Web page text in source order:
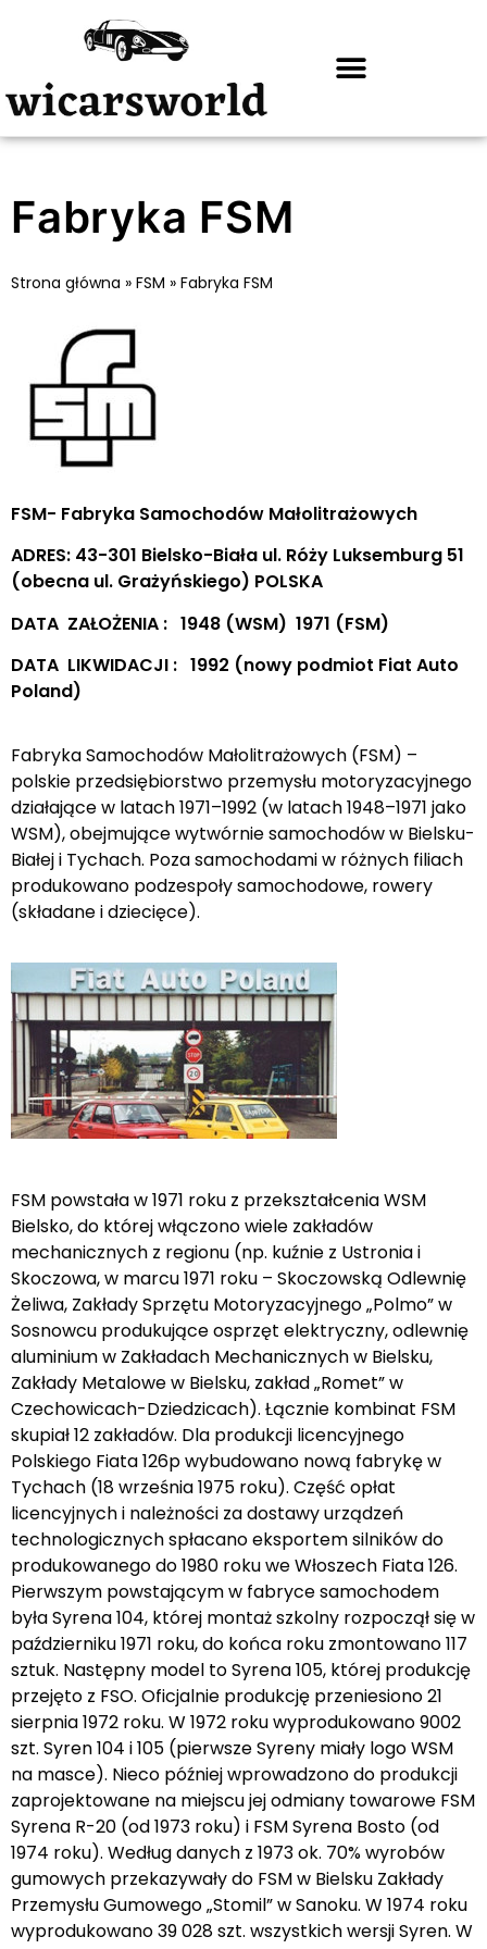
Fabryka FSM
Strona główna » FSM » Fabryka FSM
FSM- Fabryka Samochodów Małolitrażowych
ADRES: 43-301 Bielsko-Biała ul. Róży Luksemburg 51
(obecna ul. Grażyńskiego) POLSKA
DATA ZAŁOŻENIA : 1948 (WSM) 1971 (FSM)
DATA LIKWIDACJI : 1992 (nowy podmiot Fiat Auto
Poland)
Fabryka Samochodów Małolitrażowych (FSM) –
polskie przedsiębiorstwo przemysłu motoryzacyjnego
działające w latach 1971–1992 (w latach 1948–1971 jako
WSM), obejmujące wytwórnie samochodów w Bielsku-
Białej i Tychach. Poza samochodami w różnych filiach
produkowano podzespoły samochodowe, rowery
(składane i dziecięce).
FSM powstała w 1971 roku z przekształcenia WSM
Bielsko, do której włączono wiele zakładów
mechanicznych z regionu (np. kuźnie z Ustronia i
Skoczowa, w marcu 1971 roku – Skoczowską Odlewnię
Żeliwa, Zakłady Sprzętu Motoryzacyjnego „Polmo” w
Sosnowcu produkujące osprzęt elektryczny, odlewnię
aluminium w Zakładach Mechanicznych w Bielsku,
Zakłady Metalowe w Bielsku, zakład „Romet” w
Czechowicach-Dziedzicach). Łącznie kombinat FSM
skupiał 12 zakładów. Dla produkcji licencyjnego
Polskiego Fiata 126p wybudowano nową fabrykę w
Tychach (18 września 1975 roku). Część opłat
licencyjnych i należności za dostawy urządzeń
technologicznych spłacano eksportem silników do
produkowanego do 1980 roku we Włoszech Fiata 126.
Pierwszym powstającym w fabryce samochodem
była Syrena 104, której montaż szkolny rozpoczął się w
październiku 1971 roku, do końca roku zmontowano 117
sztuk. Następny model to Syrena 105, której produkcję
przejęto z FSO. Oficjalnie produkcję przeniesiono 21
sierpnia 1972 roku. W 1972 roku wyprodukowano 9002
szt. Syren 104 i 105 (pierwsze Syreny miały logo WSM
na masce). Nieco później wprowadzono do produkcji
zaprojektowane na miejscu jej odmiany towarowe FSM
Syrena R-20 (od 1973 roku) i FSM Syrena Bosto (od
1974 roku). Według danych z 1973 ok. 70% wyrobów
gumowych przekazywały do FSM w Bielsku Zakłady
Przemysłu Gumowego „Stomil” w Sanoku. W 1974 roku
wyprodukowano 39 028 szt. wszystkich wersji Syren. W